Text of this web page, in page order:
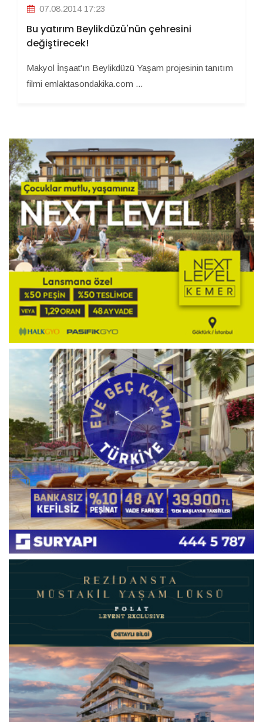
07.08.2014 17:23
Bu yatırım Beylikdüzü'nün çehresini
değiştirecek!
Makyol İnşaat'ın Beylikdüzü Yaşam projesinin tanıtım
filmi emlaktasondakika.com ...